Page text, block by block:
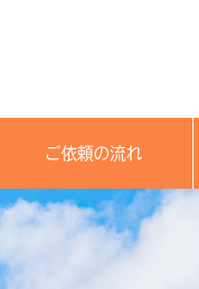
ご依頼の流れ